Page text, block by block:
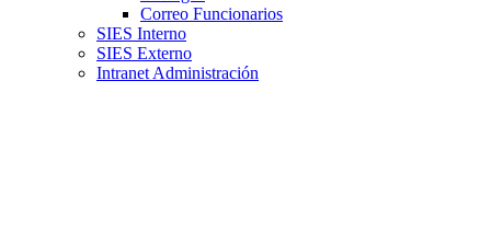
Correo Funcionarios
SIES Interno
SIES Externo
Intranet Administración